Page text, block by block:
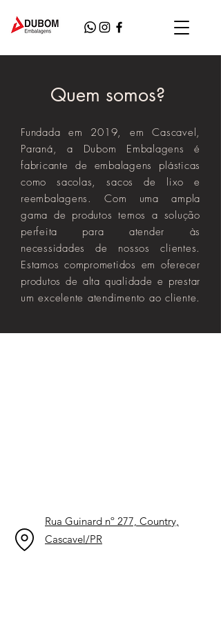
Quem somos?
Fundada em 2019, em Cascavel,
Paraná, a Dubom Embalagens é
fabricante de embalagens plásticas
como sacolas, sacos de lixo e
reembalagens. Com uma ampla
gama de produtos temos a solução
perfeita para atender às
necessidades de nossos clientes.
Estamos comprometidos em oferecer
produtos de alta qualidade e prestar
um excelente atendimento ao cliente.
Rua Guinard nº 277, Country,
Cascavel/PR